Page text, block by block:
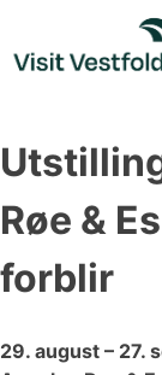
content
Røe &
forblir
29. august – 27.